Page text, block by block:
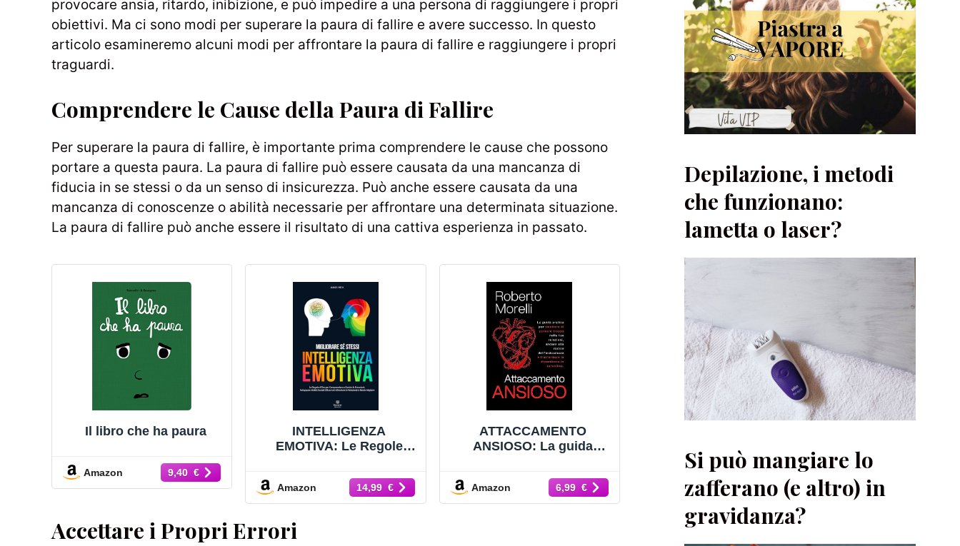
provocare ansia, ritardo, inibizione, e può impedire a una persona di raggiungere i propri
obiettivi. Ma ci sono modi per superare la paura di fallire e avere successo. In questo
articolo esamineremo alcuni modi per affrontare la paura di fallire e raggiungere i propri
traguardi.
Comprendere le Cause della Paura di Fallire
Per superare la paura di fallire, è importante prima comprendere le cause che possono
portare a questa paura. La paura di fallire può essere causata da una mancanza di
fiducia in se stessi o da un senso di insicurezza. Può anche essere causata da una
mancanza di conoscenze o abilità necessarie per affrontare una determinata situazione.
La paura di fallire può anche essere il risultato di una cattiva esperienza in passato.
Il libro che ha paura
Amazon 9,40 €
INTELLIGENZA
EMOTIVA: Le Regole
Gestire le Emozioni,
Sviluppare Abilità Sociali
Efficaci ed Affrontare le
Relazioni in Modo
Amazon 14,99 €
ATTACCAMENTO
ANSIOSO: La guida
pensare troppo nelle tue
relazioni, andare alla
radice dell'insicurezza e
Amazon 6,99 €
Accettare i Propri Errori
Depilazione, i metodi
che funzionano:
lametta o laser?
Si può mangiare lo
zafferano (e altro) in
gravidanza?